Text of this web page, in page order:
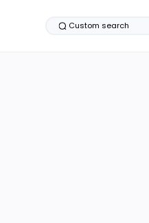
Custom search